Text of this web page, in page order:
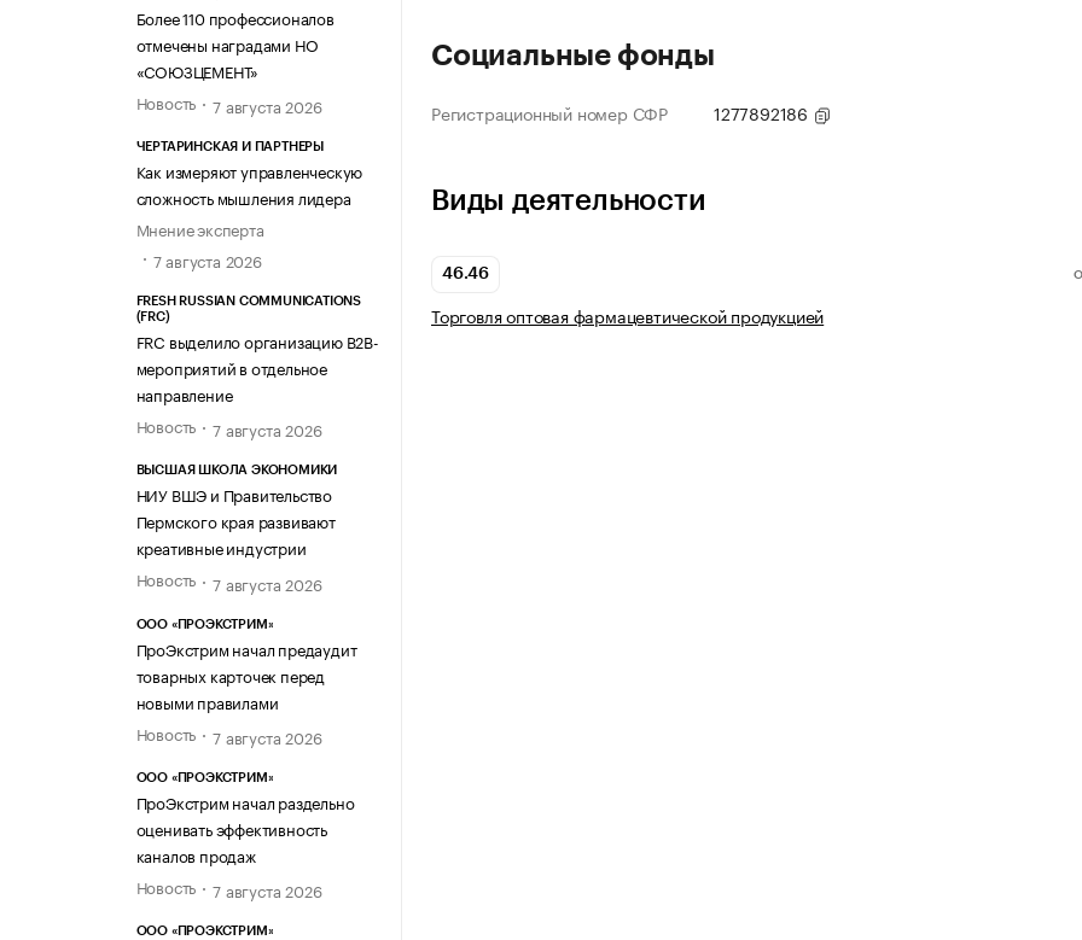
Более 110 профессионалов
отмечены наградами НО
«СОЮЗЦЕМЕНТ»
Новость
7 августа 2026
ЧЕРТАРИНСКАЯ И ПАРТНЕРЫ
Как измеряют управленческую
сложность мышления лидера
Мнение эксперта
7 августа 2026
FRESH RUSSIAN COMMUNICATIONS
(FRC)
FRC выделило организацию B2B-
мероприятий в отдельное
направление
Новость
7 августа 2026
ВЫСШАЯ ШКОЛА ЭКОНОМИКИ
НИУ ВШЭ и Правительство
Пермского края развивают
креативные индустрии
Новость
7 августа 2026
ООО «ПРОЭКСТРИМ»
ПроЭкстрим начал предаудит
товарных карточек перед
новыми правилами
Новость
7 августа 2026
ООО «ПРОЭКСТРИМ»
ПроЭкстрим начал раздельно
оценивать эффективность
каналов продаж
Новость
7 августа 2026
ООО «ПРОЭКСТРИМ»
Социальные фонды
Регистрационный номер СФР 1277892186
Виды деятельности
46.46
Торговля оптовая фармацевтической продукцией